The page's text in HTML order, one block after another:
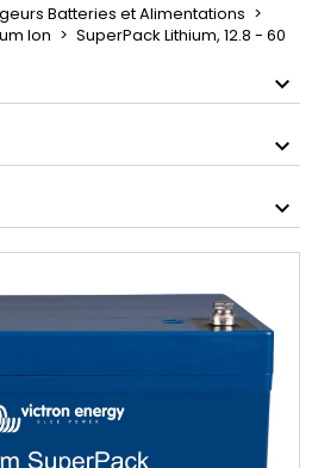
Batteries et Alimentations
Ion
SuperPack Lithium, 12.8 - 60